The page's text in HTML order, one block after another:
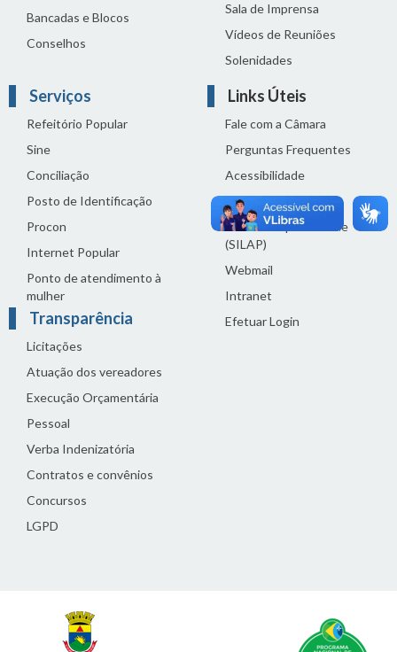
Bancadas e Blocos
Conselhos
Sala de Imprensa
Vídeos de Reuniões
Solenidades
Serviços
Refeitório Popular
Sine
Conciliação
Posto de Identificação
Procon
Internet Popular
Ponto de atendimento à
mulher
Transparência
Licitações
Atuação dos vereadores
Execução Orçamentária
Pessoal
Verba Indenizatória
Contratos e convênios
Concursos
LGPD
Links Úteis
Fale com a Câmara
Perguntas Frequentes
Acessibilidade
Termos de uso
Política de privacidade
(SILAP)
Webmail
Intranet
Efetuar Login